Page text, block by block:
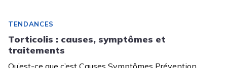
TENDANCES
Torticolis : causes, symptômes et
traitements